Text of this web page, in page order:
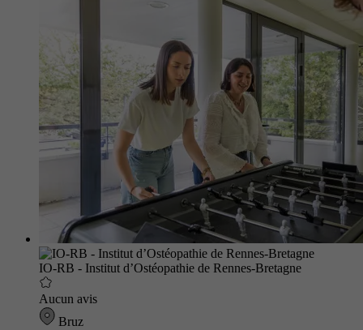
IO-RB - Institut d’Ostéopathie de Rennes-Bretagne
Aucun avis
Bruz